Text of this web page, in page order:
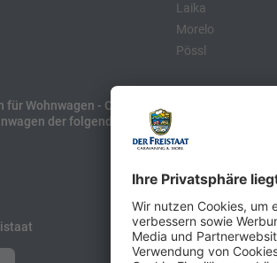
Laika
Morelo
Pössl
für Wohnwagen - Caravans
der folgenden Hersteller:
Hobby
LMC